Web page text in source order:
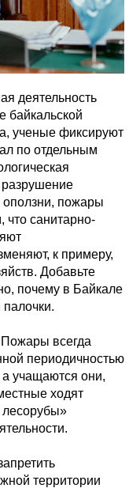
деятельность
байкальской
ученые фиксируют
по отдельным
оползни, пожары
что санитарно-
к примеру,
Добавьте
почему в Байкале
всегда
периодичностью
учащаются они,
ходят
лесорубы»
территории